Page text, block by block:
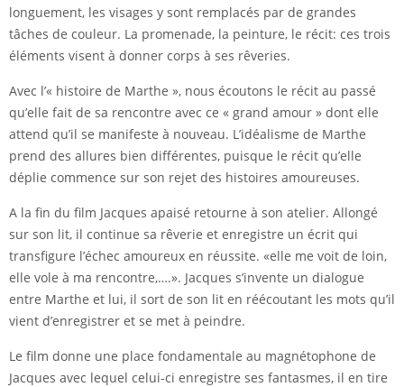
longuement, les visages y sont remplacés par de grandes
tâches de couleur. La promenade, la peinture, le récit: ces trois
éléments visent à donner corps à ses rêveries.
Avec l’« histoire de Marthe », nous écoutons le récit au passé
qu’elle fait de sa rencontre avec ce « grand amour » dont elle
attend qu’il se manifeste à nouveau. L’idéalisme de Marthe
prend des allures bien différentes, puisque le récit qu’elle
déplie commence sur son rejet des histoires amoureuses.
A la fin du film Jacques apaisé retourne à son atelier. Allongé
sur son lit, il continue sa rêverie et enregistre un écrit qui
transfigure l’échec amoureux en réussite. «elle me voit de loin,
elle vole à ma rencontre,….». Jacques s’invente un dialogue
entre Marthe et lui, il sort de son lit en réécoutant les mots qu’il
vient d’enregistrer et se met à peindre.
Le film donne une place fondamentale au magnétophone de
Jacques avec lequel celui-ci enregistre ses fantasmes, il en tire